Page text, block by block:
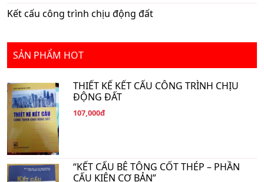
Kết cấu công trình chịu động đất
SẢN PHẨM HOT
THIẾT KẾ KẾT CẤU CÔNG TRÌNH CHỊU
ĐỘNG ĐẤT
107,000đ
“KẾT CẤU BÊ TÔNG CỐT THÉP – PHẦN
CẤU KIỆN CƠ BẢN”